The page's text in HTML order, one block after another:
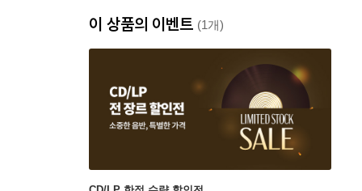
이 상품의 이벤트 (1개)